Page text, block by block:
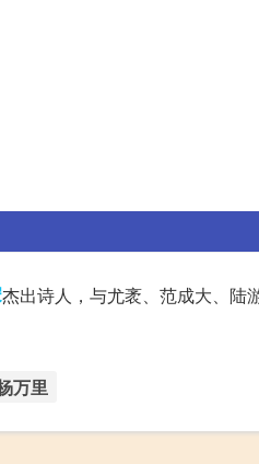
杰出诗人，与尤袤、范成大、陆
万里